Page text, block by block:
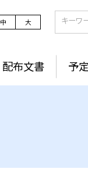
中 大
配布文書 予